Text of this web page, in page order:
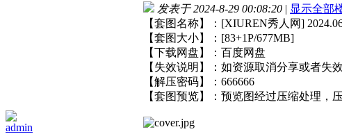
admin
发表于 2024-8-29 00:08:20 | 显示全部
【套图名称】：[XIUREN秀人网]
【套图大小】：[83+1P/677MB]
【下载网盘】：百度网盘
【失效说明】：如资源取消分享或者失
【解压密码】：666666
【套图预览】：预览图经过压缩处理，